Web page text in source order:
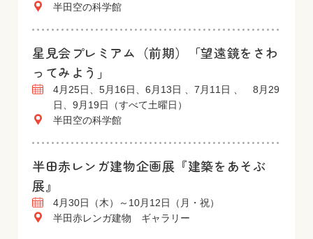
半田空の科学館
星見会プレミアム（前期）「望遠鏡をさわ
ってみよう」
4月25日、5月16日、6月13日 、7月11日 、 8月29
日、9月19日（すべて土曜日）
半田空の科学館
半田赤レンガ建物企画展『建築をあそぶ
展』
4月30日（木）～10月12日（月・祝）
半田赤レンガ建物 ギャラリー